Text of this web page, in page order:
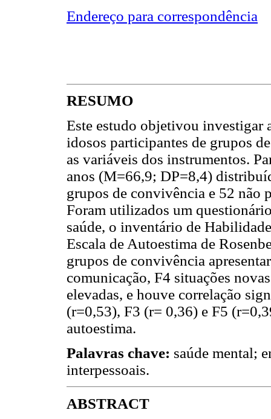
Endereço para correspondência
RESUMO
Este estudo objetivou investigar
idosos participantes de grupos
as variáveis dos instrumentos.
anos (M=66,9; DP=8,4)
grupos de convivência e 52 não
Foram utilizados um
saúde, o inventário de
Escala de Autoestima de
grupos de convivência
comunicação, F4 situações
elevadas, e houve correlação
(r=0,53), F3 (r= 0,36) e F5
autoestima.
Palavras chave: saúde mental;
interpessoais.
ABSTRACT